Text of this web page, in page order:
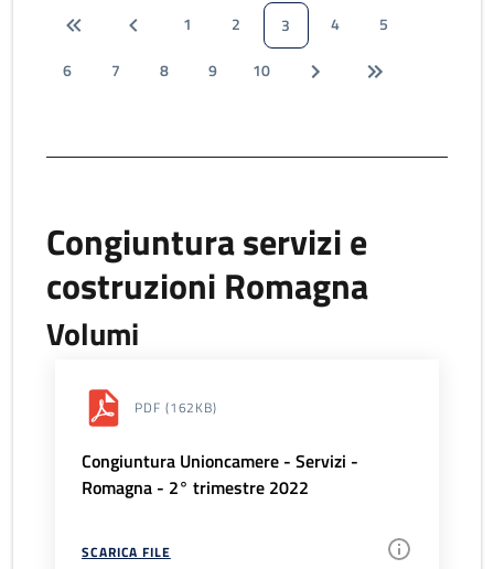
1 2 3 4
5
6
7 8 9 10
Congiuntura servizi e
costruzioni Romagna
Volumi
PDF (162KB)
Congiuntura Unioncamere - Servizi -
Romagna - 2° trimestre 2022
SCARICA FILE